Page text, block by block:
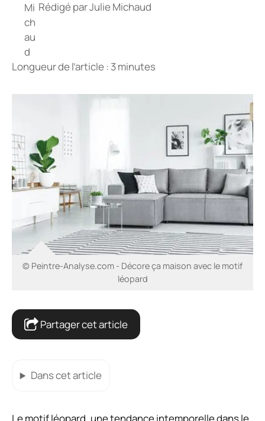
Rédigé parJulie Michaud
Longueur de l’article : 3 minutes
© Peintre-Analyse.com - Décore ça maison avec le motif
léopard
Partager cet article
Dans cet article